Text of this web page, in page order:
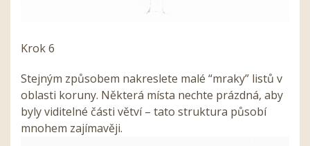
Krok 6
Stejným způsobem nakreslete malé “mraky” listů v
oblasti koruny. Některá místa nechte prázdná, aby
byly viditelné části větví – tato struktura působí
mnohem zajímavěji.